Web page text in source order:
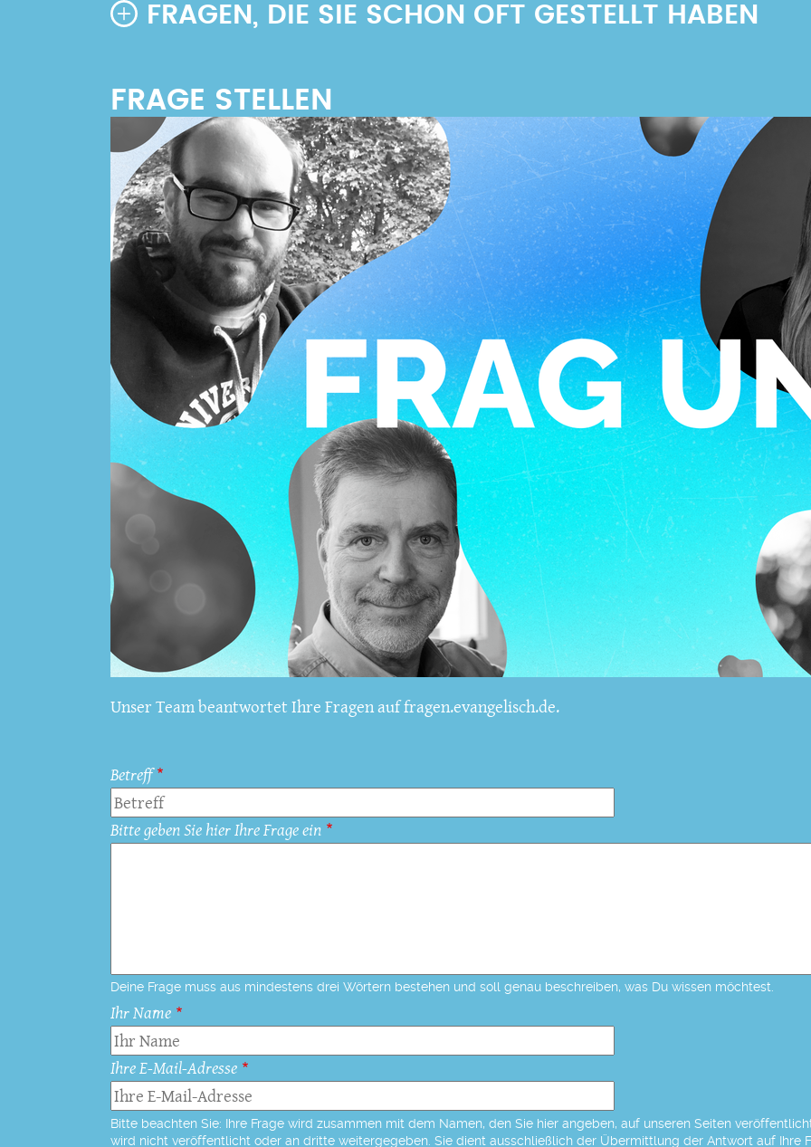
FRAGEN, DIE SIE SCHON OFT GESTELLT HABEN
Unser Team beantwortet Ihre Fragen auf fragen.evangelisch.de.
Betreff
Bitte geben Sie hier Ihre Frage ein
Deine Frage muss aus mindestens drei Wörtern bestehen und soll genau beschreiben, was Du wissen möchtest.
Ihr Name
Ihre E-Mail-Adresse
Bitte beachten Sie: Ihre Frage wird zusammen mit dem Namen, den Sie hier angeben, auf unseren Seiten
wird nicht veröffentlicht oder an dritte weitergegeben. Sie dient ausschließlich der Übermittlung der Antwort auf Ihre